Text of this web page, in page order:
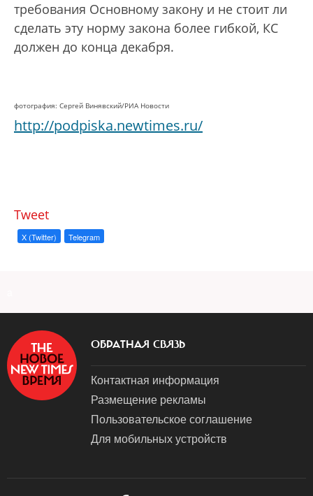
требования Основному закону и не стоит ли
сделать эту норму закона более гибкой, КС
должен до конца декабря.
фотография: Сергей Винявский/РИА Новости
http://podpiska.newtimes.ru/
Tweet
X (Twitter) Telegram
ОБРАТНАЯ СВЯЗЬ
Контактная информация
Размещение рекламы
Пользовательское соглашение
Для мобильных устройств